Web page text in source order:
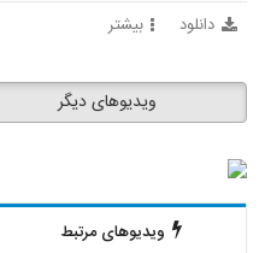
دانلود بیشتر
ویدیوهای دیگر
ویدیوهای مرتبط